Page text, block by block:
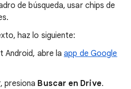
de búsqueda, usar chips de
haz lo siguiente:
Android, abre laapp de Google
presiona Buscar en Drive.